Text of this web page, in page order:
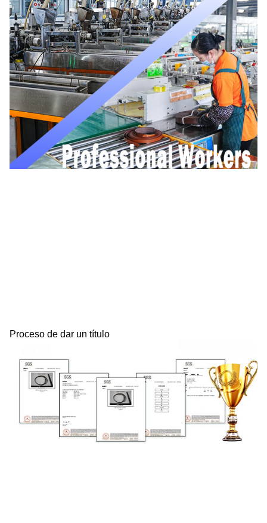
Proceso de dar un título